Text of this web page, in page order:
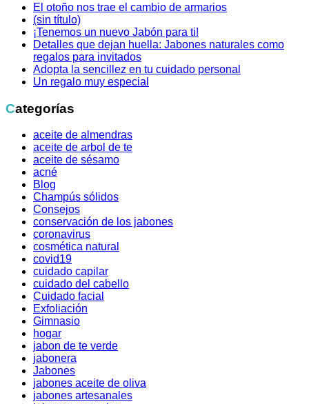
El otoño nos trae el cambio de armarios
(sin título)
¡Tenemos un nuevo Jabón para ti!
Detalles que dejan huella: Jabones naturales como
regalos para invitados
Adopta la sencillez en tu cuidado personal
Un regalo muy especial
Categorías
aceite de almendras
aceite de arbol de te
aceite de sésamo
acné
Blog
Champús sólidos
Consejos
conservación de los jabones
coronavirus
cosmética natural
covid19
cuidado capilar
cuidado del cabello
Cuidado facial
Exfoliación
Gimnasio
hogar
jabon de te verde
jabonera
Jabones
jabones aceite de oliva
jabones artesanales